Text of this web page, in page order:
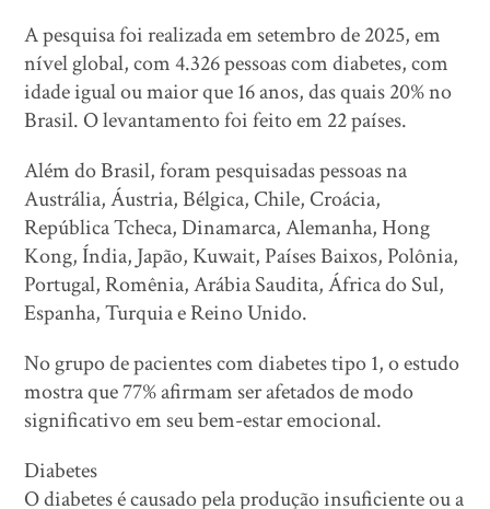
A pesquisa foi realizada em setembro de 2025, em
nível global, com 4.326 pessoas com diabetes, com
idade igual ou maior que 16 anos, das quais 20% no
Brasil. O levantamento foi feito em 22 países.
Além do Brasil, foram pesquisadas pessoas na
Austrália, Áustria, Bélgica, Chile, Croácia,
República Tcheca, Dinamarca, Alemanha, Hong
Kong, Índia, Japão, Kuwait, Países Baixos, Polônia,
Portugal, Romênia, Arábia Saudita, África do Sul,
Espanha, Turquia e Reino Unido.
No grupo de pacientes com diabetes tipo 1, o estudo
mostra que 77% afirmam ser afetados de modo
significativo em seu bem-estar emocional.
Diabetes
O diabetes é causado pela produção insuficiente ou a